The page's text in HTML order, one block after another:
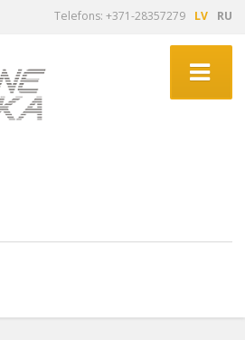
Telefons: +371-28357279 LV RU